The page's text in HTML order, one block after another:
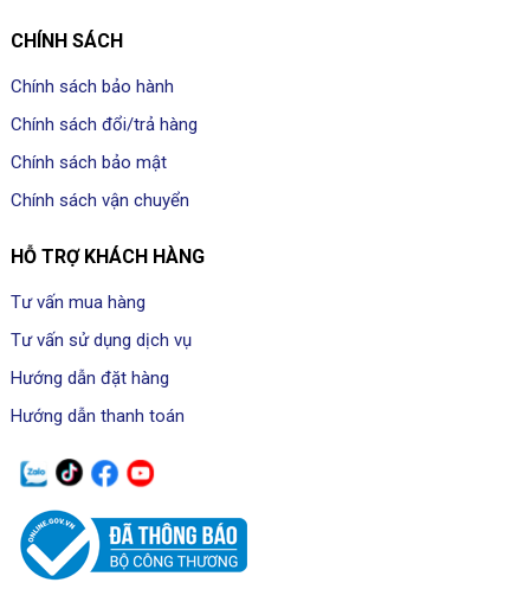
CHÍNH SÁCH
Chính sách bảo hành
Chính sách đổi/trả hàng
Chính sách bảo mật
Chính sách vận chuyển
HỖ TRỢ KHÁCH HÀNG
Tư vấn mua hàng
Tư vấn sử dụng dịch vụ
Hướng dẫn đặt hàng
Hướng dẫn thanh toán